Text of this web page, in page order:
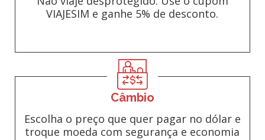
VIAJESIM e ganhe 5% de desconto.
Câmbio
Escolha o preço que quer pagar no dólar e
troque moeda com segurança e economia